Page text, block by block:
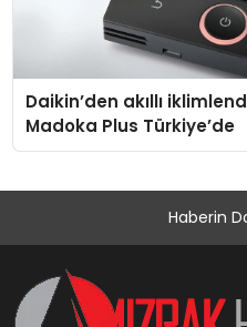
Daikin’den akıllı
Madoka Plus Türkiye’de
Haberin